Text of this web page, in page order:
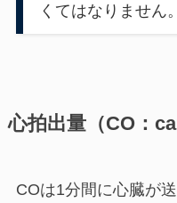
くてはなりません。
心拍出量（CO：
COは1分間に心臓が